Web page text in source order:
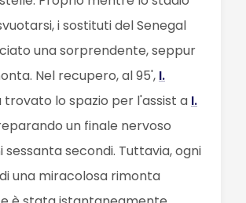
i sostituti del Senegal
una sorprendente, seppur
Nel recupero, al 95', I.
trovato lo spazio per l'assist a I.
un finale nervoso
sessanta secondi. Tuttavia, ogni
una miracolosa rimonta